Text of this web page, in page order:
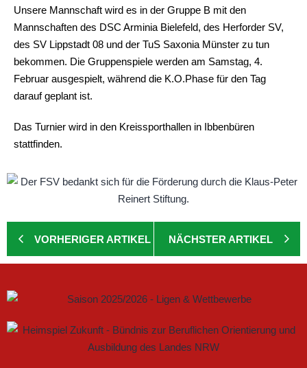
Unsere Mannschaft wird es in der Gruppe B mit den
Mannschaften des DSC Arminia Bielefeld, des Herforder SV,
des SV Lippstadt 08 und der TuS Saxonia Münster zu tun
bekommen. Die Gruppenspiele werden am Samstag, 4.
Februar ausgespielt, während die K.O.Phase für den Tag
darauf geplant ist.
Das Turnier wird in den Kreissporthallen in Ibbenbüren
stattfinden.
VORHERIGER ARTIKEL NÄCHSTER ARTIKEL